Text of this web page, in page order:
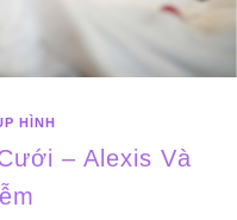
HÌNH
– Alexis Và